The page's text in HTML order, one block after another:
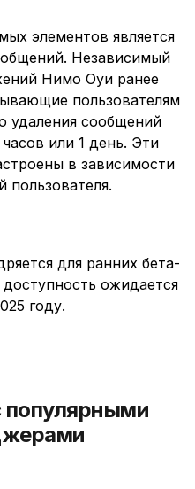
элементов является
Независимый
Нимо Оуи ранее
пользователям
удаления сообщений
или 1 день. Эти
в зависимости
пользователя.
для ранних бета-
ожидается
году.
популярными